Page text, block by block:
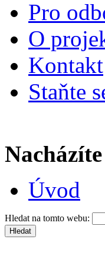
Pro
O
Kontakt
Staňte
Nacházíte
Úvod
Hledat na tomto webu: